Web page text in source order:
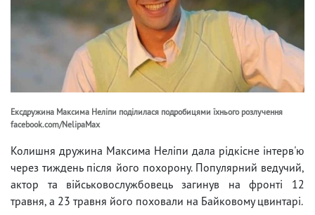
Ексдружина Максима Неліпи поділилася подробицями їхнього розлучення
facebook.com/NelipaMax
Колишня дружина Максима Неліпи дала рідкісне інтерв'ю
через тиждень після його похорону. Популярний ведучий,
актор та військовослужбовець загинув на фронті 12
травня, а 23 травня його поховали на Байковому цвинтарі.